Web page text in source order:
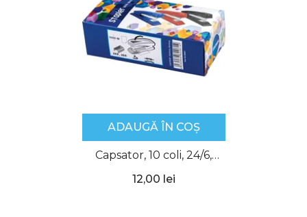
ADAUGĂ ÎN COȘ
Capsator, 10 coli, 24/6,
26/6, Centrum
12,00 lei